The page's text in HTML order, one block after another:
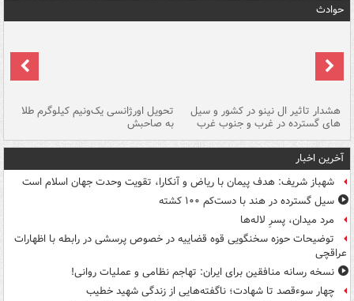
حوادث
هشدار تاثیر ال نینو در کشور و سیل
های گسترده در غرب و جنوب غرب
تحویل اورژانسی یک‌ونیم کیلوگرم طلا
به صاحبش
آخرین اخبار
شهباز شریف: هدف پیمان با ریاض و آنکارا، تقویت وحدت جهان اسلام است
سیل گسترده در هند با دست‌کم ۱۰۰ کشته
مرد میدان، پسرِ لاله‌ها
توضیحات حوزه سخنگویی قوه قضاییه در خصوص پرسشی در رابطه با اظهارات
عراقچی
نسخه رسانه منافقین برای ایران: تهاجم نظامی و عملیات روانی!
چهار سوءقصد تا شهادت؛ ناگفته‌هایی از زندگی شهید خطیب